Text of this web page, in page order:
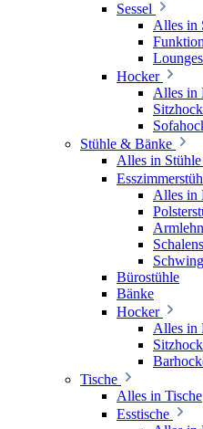
Sessel
Alles in
Hocker
Alles in
Stühle & Bänke
Alles in
Alles in
Bürostühle
Bänke
Hocker
Alles in
Tische
Alles in Tische
Esstische